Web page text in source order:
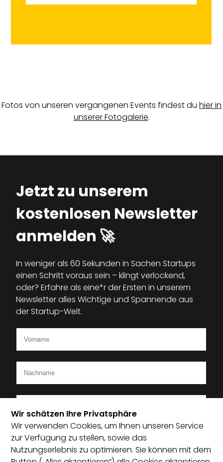
Fotos von unseren vergangenen Events findest du hier in
unserer Fotogalerie.
Jetzt zu unserem
kostenlosen Newsletter
anmelden 🚀
In weniger als 60 Sekunden in Sachen Startups
einen Schritt voraus sein – klingt verlockend,
oder? Erfahre als eine*r der Ersten in unserem
Newsletter alles Wichtige und Spannende aus
der Startup-Welt.
Ich bin Mitglied im Startup-Verband
Ich habe die Datenschutzerklärung zur Kenntnis
Wir schätzen Ihre Privatsphäre
Wir verwenden Cookies, um Ihnen unseren Service
zur Verfügung zu stellen, sowie das
Nutzungserlebnis zu optimieren. Sie können mit dem